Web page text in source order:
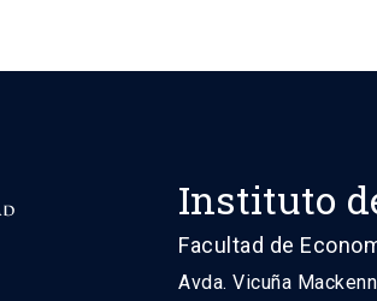
Instituto
Facultad de
Avda. Vicuña